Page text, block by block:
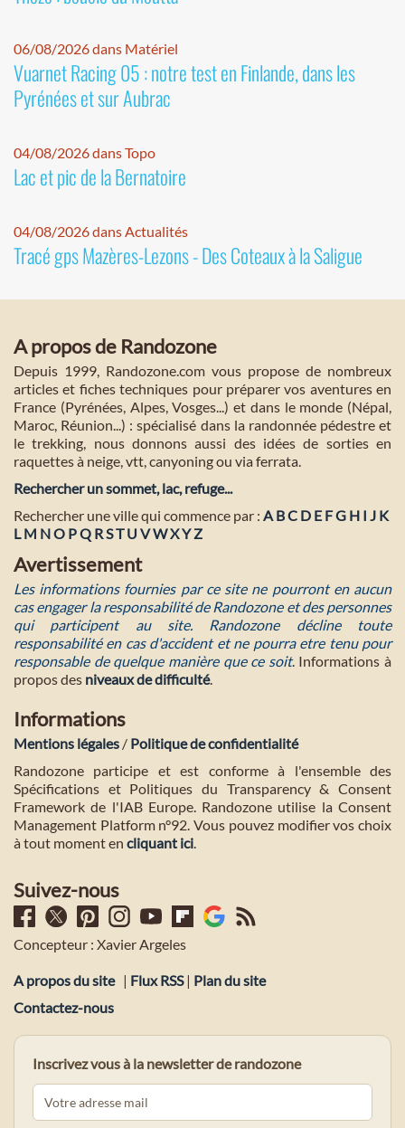
06/08/2026 dans Matériel
Vuarnet Racing 05 : notre test en Finlande, dans les
Pyrénées et sur Aubrac
04/08/2026 dans Topo
Lac et pic de la Bernatoire
04/08/2026 dans Actualités
Tracé gps Mazères-Lezons - Des Coteaux à la Saligue
A propos de Randozone
Depuis 1999, Randozone.com vous propose de nombreux
articles et fiches techniques pour préparer vos aventures en
France (Pyrénées, Alpes, Vosges...) et dans le monde (Népal,
Maroc, Réunion...) : spécialisé dans la randonnée pédestre et
le trekking, nous donnons aussi des idées de sorties en
raquettes à neige, vtt, canyoning ou via ferrata.
Rechercher un sommet, lac, refuge...
Rechercher une ville qui commence par : A BC D E FG H I J K
L M NO PQ R ST U VWXY Z
Avertissement
Les informations fournies par ce site ne pourront en aucun
cas engager la responsabilité de Randozone et des personnes
qui participent au site. Randozone décline toute
responsabilité en cas d'accident et ne pourra etre tenu pour
responsable de quelque manière que ce soit. Informations à
propos des niveaux de difficulté.
Informations
Mentions légales / Politique de confidentialité
Randozone participe et est conforme à l'ensemble des
Spécifications et Politiques du Transparency & Consent
Framework de l'IAB Europe. Randozone utilise la Consent
Management Platform n°92. Vous pouvez modifier vos choix
à tout moment en cliquant ici
Suivez-nous
Concepteur : Xavier Argeles
A propos du site | Flux RSS| Plan du site
Contactez-nous
Inscrivez vous à la newsletter de randozone